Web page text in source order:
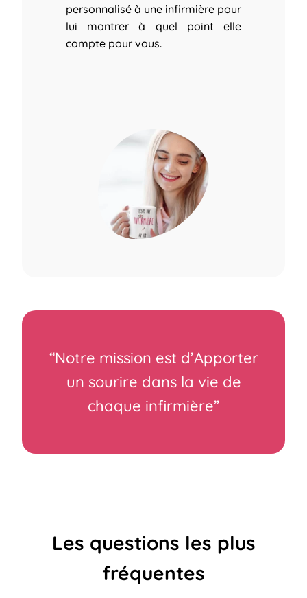
personnalisé à une infirmière pour
lui montrer à quel point elle
compte pour vous.
“Notre mission est d’Apporter
un sourire dans la vie de
chaque infirmière”
Les questions les plus
fréquentes